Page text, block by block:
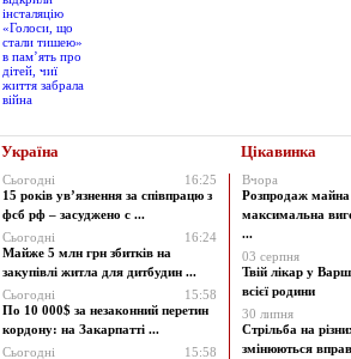
Україна Цікавинка
Сьогодні
16:25
15 років ув’язнення за співпрацю з
фсб рф – засуджено с ...
Сьогодні
16:24
Майже 5 млн грн збитків на
закупівлі житла для дитбудин ...
Сьогодні
15:58
По 10 000$ за незаконний перетин
кордону: на Закарпатті ...
Сьогодні
15:58
Вчора
Розпродаж майна
максимальна
...
03 серпня
Твій лікар у
всієї родини
30 липня
Стрільба на
змінюються